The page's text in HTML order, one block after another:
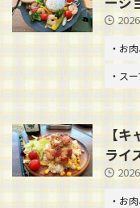
・お
・ス
【
ライ
・お